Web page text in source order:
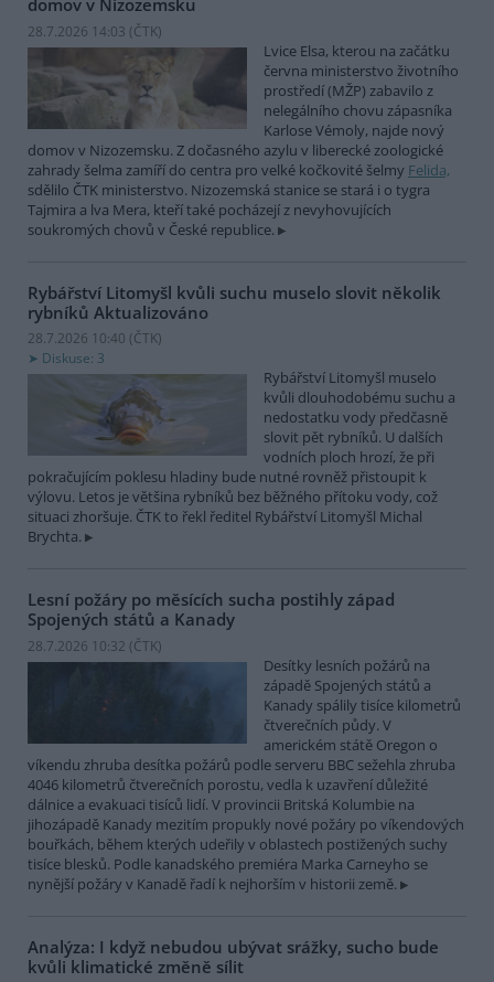
domov v Nizozemsku
28.7.2026 14:03 (ČTK)
Lvice Elsa, kterou na začátku
června ministerstvo životního
prostředí (MŽP) zabavilo z
nelegálního chovu zápasníka
Karlose Vémoly, najde nový
domov v Nizozemsku. Z dočasného azylu v liberecké zoologické
zahrady šelma zamíří do centra pro velké kočkovité šelmy Felida,
sdělilo ČTK ministerstvo. Nizozemská stanice se stará i o tygra
Tajmira a lva Mera, kteří také pocházejí z nevyhovujících
soukromých chovů v České republice.
Rybářství Litomyšl kvůli suchu muselo slovit několik
rybníků Aktualizováno
28.7.2026 10:40 (ČTK)
Diskuse: 3
Rybářství Litomyšl muselo
kvůli dlouhodobému suchu a
nedostatku vody předčasně
slovit pět rybníků. U dalších
vodních ploch hrozí, že při
pokračujícím poklesu hladiny bude nutné rovněž přistoupit k
výlovu. Letos je většina rybníků bez běžného přítoku vody, což
situaci zhoršuje. ČTK to řekl ředitel Rybářství Litomyšl Michal
Brychta.
Lesní požáry po měsících sucha postihly západ
Spojených států a Kanady
28.7.2026 10:32 (ČTK)
Desítky lesních požárů na
západě Spojených států a
Kanady spálily tisíce kilometrů
čtverečních půdy. V
americkém státě Oregon o
víkendu zhruba desítka požárů podle serveru BBC sežehla zhruba
4046 kilometrů čtverečních porostu, vedla k uzavření důležité
dálnice a evakuaci tisíců lidí. V provincii Britská Kolumbie na
jihozápadě Kanady mezitím propukly nové požáry po víkendových
bouřkách, během kterých udeřily v oblastech postižených suchy
tisíce blesků. Podle kanadského premiéra Marka Carneyho se
nynější požáry v Kanadě řadí k nejhorším v historii země.
Analýza: I když nebudou ubývat srážky, sucho bude
kvůli klimatické změně sílit